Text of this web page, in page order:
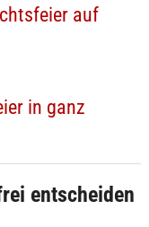
auf
in ganz
entscheiden